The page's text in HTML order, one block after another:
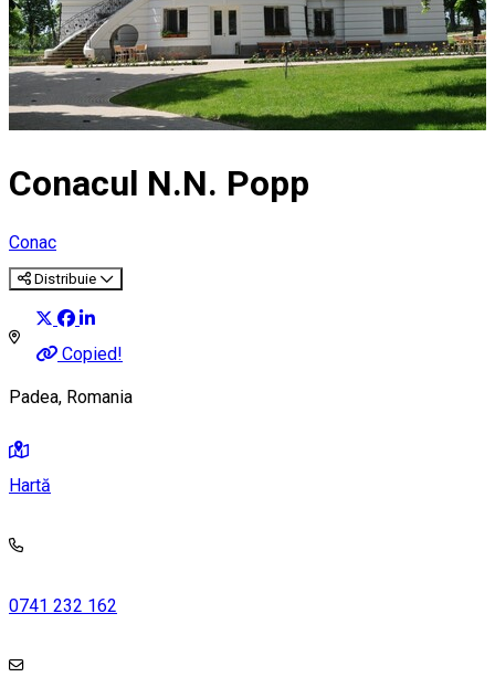
Conacul N.N. Popp
Conac
Distribuie
Copied!
Padea, Romania
Hartă
0741 232 162